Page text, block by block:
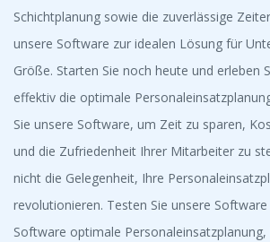
Schichtplanung sowie die zuverlässige
unsere Software zur idealen Lösung für
Größe. Starten Sie noch heute und erleben
effektiv die optimale
Sie unsere Software, um Zeit zu sparen,
und die Zufriedenheit Ihrer Mitarbeiter zu
nicht die Gelegenheit, Ihre
revolutionieren. Testen Sie unsere
Software optimale